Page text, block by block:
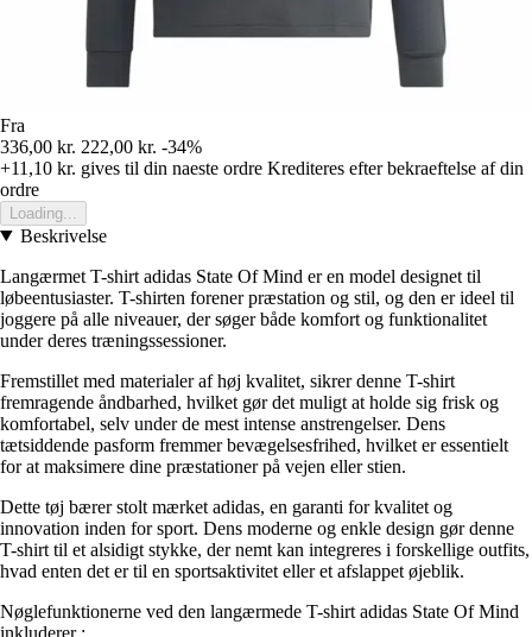
Fra
336,00 kr. 222,00 kr. -34%
+11,10 kr. gives til din naeste ordre Krediteres efter bekraeftelse af din
ordre
Loading...
Beskrivelse
Langærmet T-shirt adidas State Of Mind er en model designet til
løbeentusiaster. T-shirten forener præstation og stil, og den er ideel til
joggere på alle niveauer, der søger både komfort og funktionalitet
under deres træningssessioner.
Fremstillet med materialer af høj kvalitet, sikrer denne T-shirt
fremragende åndbarhed, hvilket gør det muligt at holde sig frisk og
komfortabel, selv under de mest intense anstrengelser. Dens
tætsiddende pasform fremmer bevægelsesfrihed, hvilket er essentielt
for at maksimere dine præstationer på vejen eller stien.
Dette tøj bærer stolt mærket adidas, en garanti for kvalitet og
innovation inden for sport. Dens moderne og enkle design gør denne
T-shirt til et alsidigt stykke, der nemt kan integreres i forskellige outfits,
hvad enten det er til en sportsaktivitet eller et afslappet øjeblik.
Nøglefunktionerne ved den langærmede T-shirt adidas State Of Mind
inkluderer :